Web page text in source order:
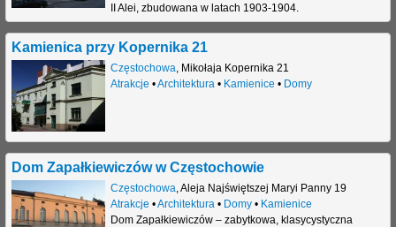
II Alei, zbudowana w latach 1903-1904.
Kamienica przy Kopernika 21
Częstochowa Mikołaja Kopernika 21
Atrakcje •Architektura • Kamienice • Domy
Dom Zapałkiewiczów w Częstochowie
Częstochowa Aleja Najświętszej Maryi Panny 19
Atrakcje •Architektura • Domy• Kamienice
Dom Zapałkiewiczów – zabytkowa, klasycystyczna